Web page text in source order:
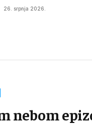
26. srpnja 2026.
nebom